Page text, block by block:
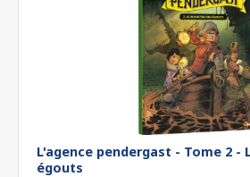
L'agence pendergast - Tome 2 -
égouts